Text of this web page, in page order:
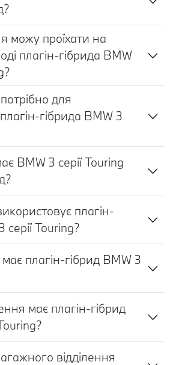
можу проїхати на
плагін-гібрида BMW
для
гібрида BMW 3
BMW 3 серії Touring
плагін-
серії Touring?
плагін-гібрид BMW 3
має плагін-гібрид
відділення